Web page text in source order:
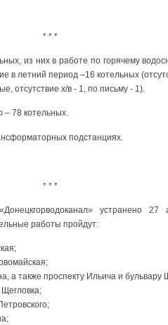
* * *
из них в работе по горячему
в летний период –16 котельных
отсутствие х/в - 1, по письму - 1).
– 78 котельных.
подстанциях.
* * *
устранено
работы пройдут:
а также проспекту Ильича и бульвару